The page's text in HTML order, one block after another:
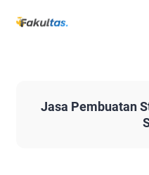
Jasa Pembuatan